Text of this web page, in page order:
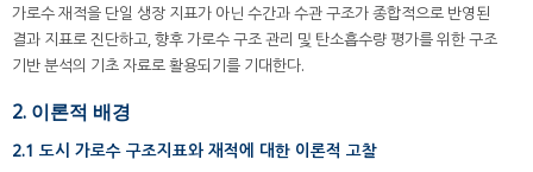
가로수 재적을 단일 생장 지표가 아닌 수간과 수관 구조가 종합적으로 반영된
결과 지표로 진단하고, 향후 가로수 구조 관리 및 탄소흡수량 평가를 위한 구조
기반 분석의 기초 자료로 활용되기를 기대한다.
2. 이론적 배경
2.1 도시 가로수 구조지표와 재적에 대한 이론적 고찰